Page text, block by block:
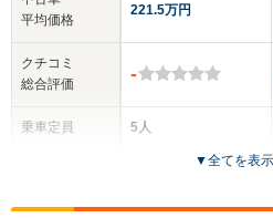
平均価格
クチコミ
総合評価
乗車定員
221.5万円
-
5人
▼全てを表